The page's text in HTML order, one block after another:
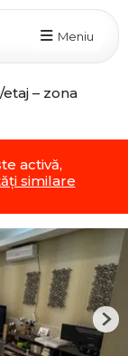
Meniu
– zona
activă,
similare